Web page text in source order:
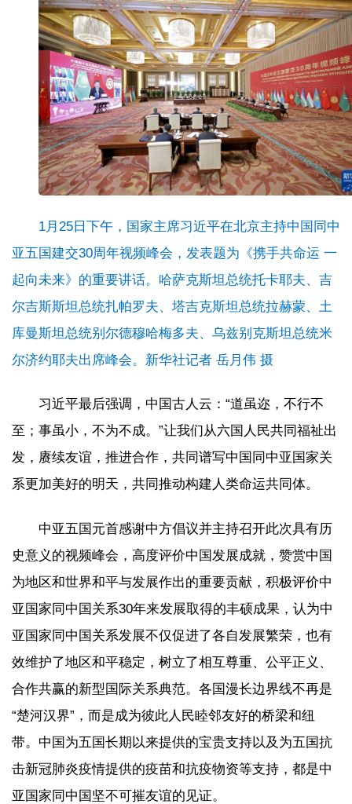
1月25日下午，国家主席习近平在北京主持中国同中
亚五国建交30周年视频峰会，发表题为《携手共命运 一
起向未来》的重要讲话。哈萨克斯坦总统托卡耶夫、吉
尔吉斯斯坦总统扎帕罗夫、塔吉克斯坦总统拉赫蒙、土
库曼斯坦总统别尔德穆哈梅多夫、乌兹别克斯坦总统米
尔济约耶夫出席峰会。新华社记者 岳月伟 摄
习近平最后强调，中国古人云：“道虽迩，不行不
至；事虽小，不为不成。”让我们从六国人民共同福祉出
发，赓续友谊，推进合作，共同谱写中国同中亚国家关
系更加美好的明天，共同推动构建人类命运共同体。
中亚五国元首感谢中方倡议并主持召开此次具有历
史意义的视频峰会，高度评价中国发展成就，赞赏中国
为地区和世界和平与发展作出的重要贡献，积极评价中
亚国家同中国关系30年来发展取得的丰硕成果，认为中
亚国家同中国关系发展不仅促进了各自发展繁荣，也有
效维护了地区和平稳定，树立了相互尊重、公平正义、
合作共赢的新型国际关系典范。各国漫长边界线不再是
“楚河汉界”，而是成为彼此人民睦邻友好的桥梁和纽
带。中国为五国长期以来提供的宝贵支持以及为五国抗
击新冠肺炎疫情提供的疫苗和抗疫物资等支持，都是中
亚国家同中国坚不可摧友谊的见证。